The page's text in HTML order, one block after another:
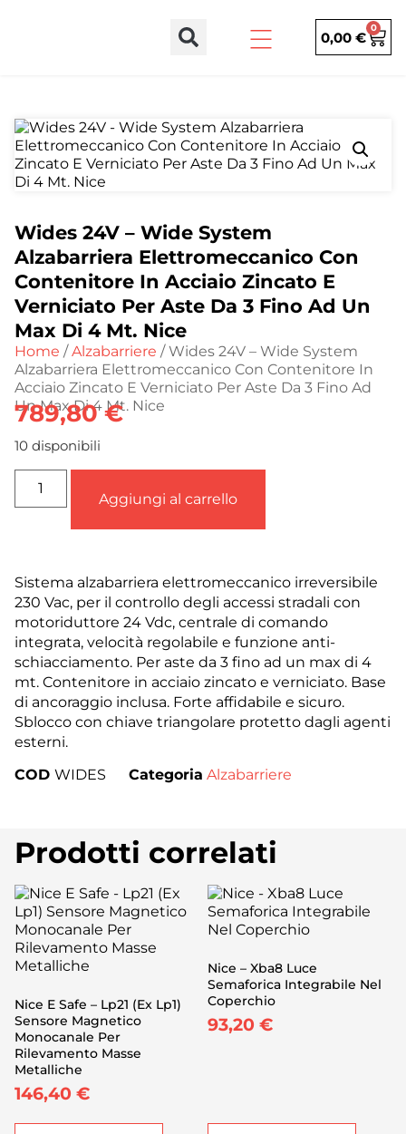
0,00 €
0
Wides 24V – Wide System
Alzabarriera Elettromeccanico Con
Contenitore In Acciaio Zincato E
Verniciato Per Aste Da 3 Fino Ad Un
Max Di 4 Mt. Nice
Home /Alzabarriere / Wides 24V – Wide System
Alzabarriera Elettromeccanico Con Contenitore In
Acciaio Zincato E Verniciato Per Aste Da 3 Fino Ad
Un Max Di 4 Mt. Nice
789,80€
10 disponibili
Aggiungi al carrello
Sistema alzabarriera elettromeccanico irreversibile
230 Vac, per il controllo degli accessi stradali con
motoriduttore 24 Vdc, centrale di comando
integrata, velocità regolabile e funzione anti-
schiacciamento. Per aste da 3 fino ad un max di 4
mt. Contenitore in acciaio zincato e verniciato. Base
di ancoraggio inclusa. Forte affidabile e sicuro.
Sblocco con chiave triangolare protetto dagli agenti
esterni.
COD WIDES Categoria Alzabarriere
Prodotti correlati
Nice E Safe – Lp21 (Ex Lp1)
Sensore Magnetico
Monocanale Per
Rilevamento Masse
Metalliche
146,40 €
Nice – Xba8 Luce
Semaforica Integrabile Nel
Coperchio
93,20 €